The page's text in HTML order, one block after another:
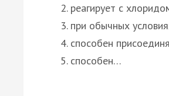
реагирует с
при обычных
способен
способен…